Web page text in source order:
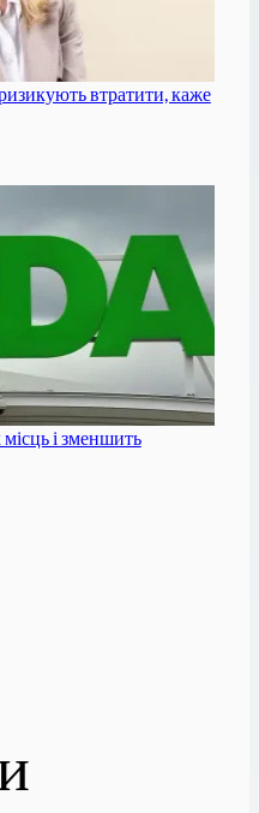
втратити, каже
і зменшить